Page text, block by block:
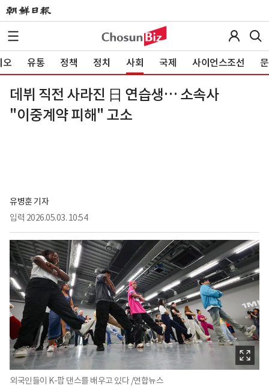
오 유통 정책 정치 사회 국제 사이언스조선
데뷔 직전 사라진 日 연습생… 소속사
"이중계약 피해" 고소
유병훈 기자
입력 2026.05.03. 10:54
외국인들이 K-팝 댄스를 배우고 있다 /연합뉴스